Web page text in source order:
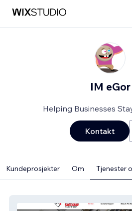
IM eGor
Helping Businesses
Kontakt
Kundeprosjekter Om Tjenester